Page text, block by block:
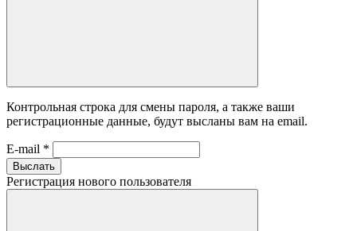
Контрольная строка для смены пароля, а также ваши
регистрационные данные, будут высланы вам на email.
E-mail *
Выслать
Регистрация нового пользователя